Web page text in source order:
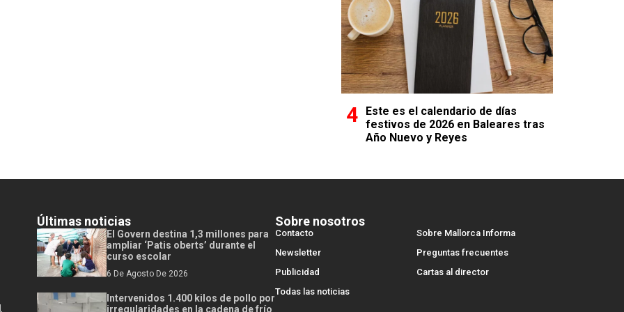
Este es el calendario de días
festivos de 2026 en Baleares tras
Año Nuevo y Reyes
Últimas noticias
El Govern destina 1,3 millones para
ampliar ‘Patis oberts’ durante el
curso escolar
6 De Agosto De 2026
Intervenidos 1.400 kilos de pollo por
irregularidades en la cadena de frío
Sobre nosotros
Contacto
Sobre Mallorca Informa
Newsletter
Preguntas frecuentes
Publicidad
Cartas al director
Todas las noticias